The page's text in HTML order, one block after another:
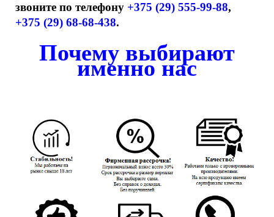
звоните по телефону +375 (29) 555-99-88,
+375 (29) 68-68-438.
Почему выбирают
именно нас